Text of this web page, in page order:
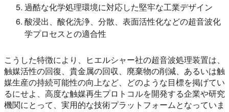
過酷な化学処理環境に対応した堅牢な工業デザイン
酸浸出、酸化洗浄、分散、表面活性化などの超音波化
学プロセスとの適合性
こうした特徴により、ヒエルシャー社の超音波処理装置は、
触媒活性の回復、貴金属の回収、廃棄物の削減、あるいは触
媒生産の持続可能性の向上など、どのような目標を掲げてい
るにせよ、高度な触媒再生プロトコルを開発する企業や研究
機関にとって、実用的な技術プラットフォームとなっていま